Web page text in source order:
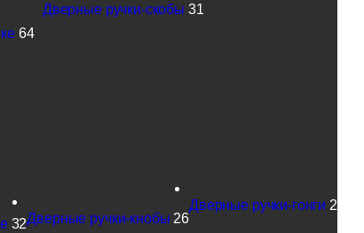
64
Дверные ручки-скобы 31
32Дверные ручки-кнобы 26
Дверные ручки-гонги 2